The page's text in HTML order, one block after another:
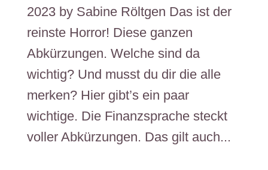
2023 by Sabine Röltgen Das ist der
reinste Horror! Diese ganzen
Abkürzungen. Welche sind da
wichtig? Und musst du dir die alle
merken? Hier gibt’s ein paar
wichtige. Die Finanzsprache steckt
voller Abkürzungen. Das gilt auch...